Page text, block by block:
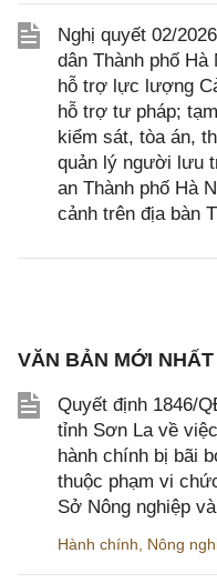
Nghị quyết 02/
dân Thành phố
hỗ trợ lực lượng
hỗ trợ tư pháp;
kiểm sát, tòa án,
quản lý người lưu
an Thành phố Hà
cảnh trên địa bàn
VĂN BẢN MỚI NHẤT
Quyết định 1846/
tỉnh Sơn La về
hành chính bị bãi
thuộc phạm vi
Sở Nông nghiệp
Hành chính Nông